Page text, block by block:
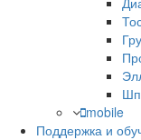
mobile
Поддержка и